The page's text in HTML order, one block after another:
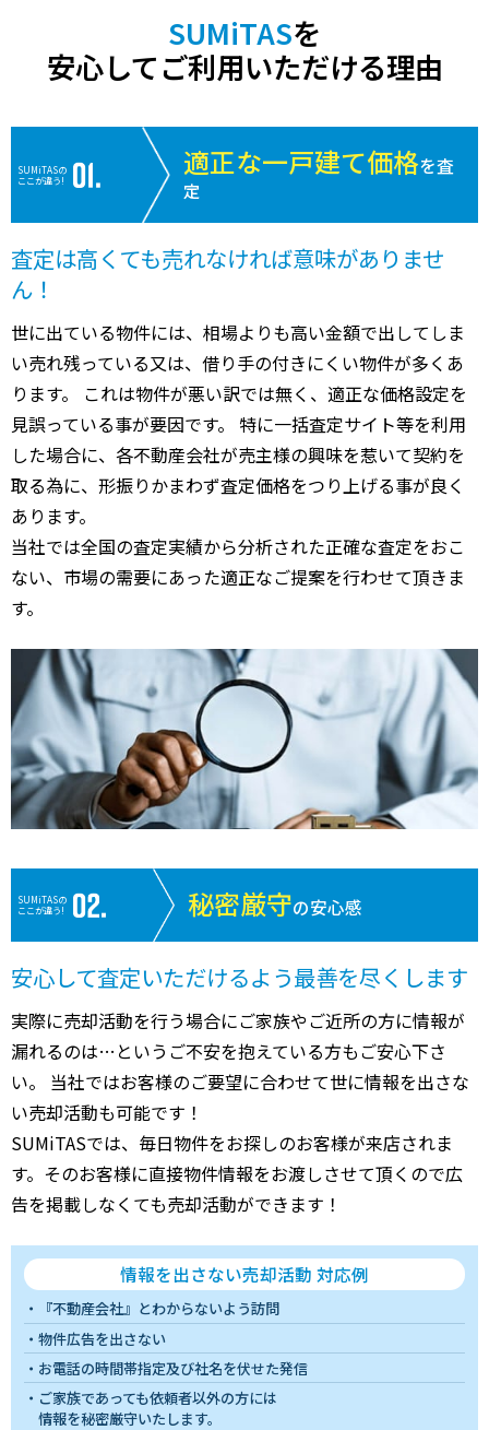
SUMiTASを
安心してご利用いただける理由
SUMiTASの
ここが違う!
適正な一戸建て価格を査
定
査定は高くても売れなければ意味がありませ
ん！
世に出ている物件には、相場よりも高い金額で出してしま
い売れ残っている又は、借り手の付きにくい物件が多くあ
ります。 これは物件が悪い訳では無く、適正な価格設定を
見誤っている事が要因です。 特に一括査定サイト等を利用
した場合に、各不動産会社が売主様の興味を惹いて契約を
取る為に、形振りかまわず査定価格をつり上げる事が良く
あります。
当社では全国の査定実績から分析された正確な査定をおこ
ない、市場の需要にあった適正なご提案を行わせて頂きま
す。
SUMiTASの
ここが違う!
秘密厳守の安心感
安心して査定いただけるよう最善を尽くします
実際に売却活動を行う場合にご家族やご近所の方に情報が
漏れるのは…というご不安を抱えている方もご安心下さ
い。 当社ではお客様のご要望に合わせて世に情報を出さな
い売却活動も可能です！
SUMiTASでは、毎日物件をお探しのお客様が来店されま
す。そのお客様に直接物件情報をお渡しさせて頂くので広
告を掲載しなくても売却活動ができます！
情報を出さない売却活動 対応例
『不動産会社』とわからないよう訪問
物件広告を出さない
お電話の時間帯指定及び社名を伏せた発信
ご家族であっても依頼者以外の方には
情報を秘密厳守いたします。